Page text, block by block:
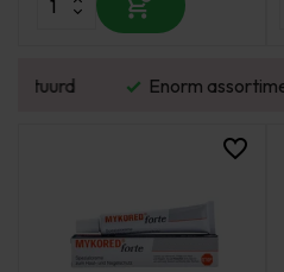
Enorm assortiment &